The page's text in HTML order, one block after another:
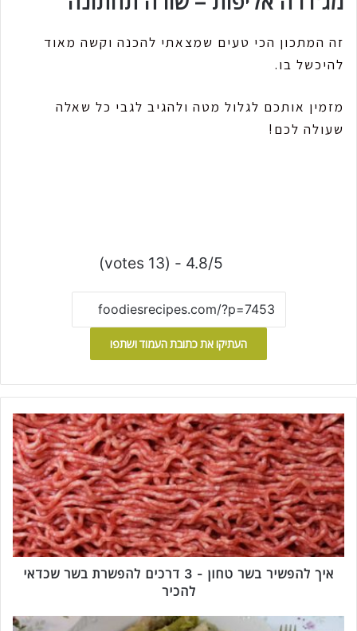
זה המתכון הכי טעים שמצאתי להכנה וקשה מאוד
להיכשל בו.
מזמין אותכם לגלול מטה ולהגיב לגבי כל שאלה
שעולה לכם!
4.8/5 - (13 votes)
העתיקו את כתובת העמוד ושתפו
א
י
ך
ל
ה
פ
ש
י
ר
איך להפשיר בשר טחון - 3 דרכים להפשרת בשר שכדאי
להכיר